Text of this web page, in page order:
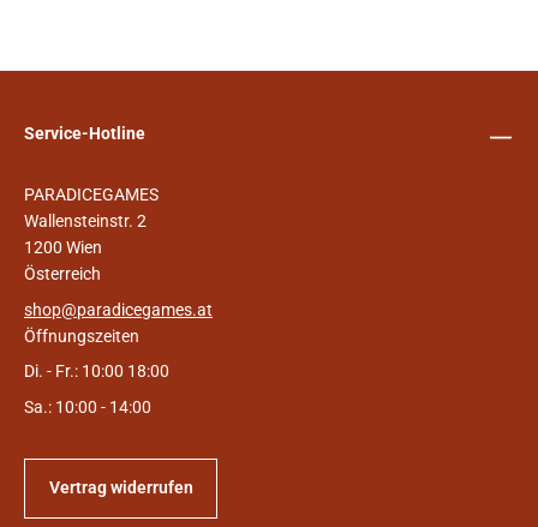
Service-Hotline
PARADICEGAMES
Wallensteinstr. 2
1200 Wien
Österreich
shop@paradicegames.at
Öffnungszeiten
Di. - Fr.: 10:00 18:00
Sa.: 10:00 - 14:00
Vertrag widerrufen